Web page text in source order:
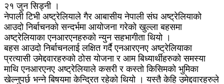
२१ जुन सिड्नी ।
नेपाली टिभी अष्ट्रेलियाले गैर आबासीय नेपाली संघ अष्ट्रेलियाको
आउदो निर्बाचनको सन्दर्भमा आयोजना गरेको खुल्ला बहसमा
अष्ट्रेलियाका एनआरएनहरुको न्युन सहभागीता थियो ।
बहस आउदो निर्बाचनलाई लक्षित गर्दै एनआरएनए अष्ट्रेलियाका
प्रत्यासी उमेद्दवारहरुको ठोस योजना र आम बिध्यार्थीहरुको समस्या
माथि एनआरएनए अष्ट्रेलियाले कसरी र कस्तो किसिमको भुमिका
खेल्नुपर्छ भन्ने बिषयमा केन्द्रित रहेको थियो ।यस्तै केहि उमेद्दवारहरुले